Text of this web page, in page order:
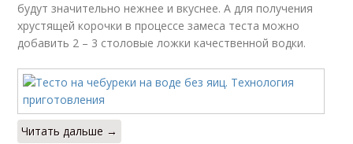
будут значительно нежнее и вкуснее. А для получения
хрустящей корочки в процессе замеса теста можно
добавить 2 – 3 столовые ложки качественной водки.
Читать дальше →